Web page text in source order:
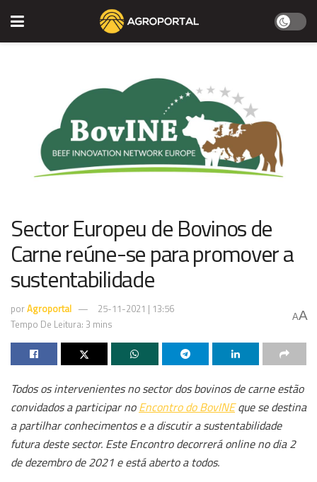
Sector Europeu de Bovinos de
Carne reúne-se para promover a
sustentabilidade
porAgroportal
25-11-2021 | 13:56
Tempo De Leitura: 3 mins
AA
Todos os intervenientes no sector dos bovinos de carne estão
convidados a participar noEncontro do BovINEque se destina
a partilhar conhecimentos e a discutir a sustentabilidade
futura deste sector. Este Encontro decorrerá online no dia 2
de dezembro de 2021 e está aberto a todos.